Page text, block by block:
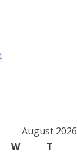
August 2026
W T